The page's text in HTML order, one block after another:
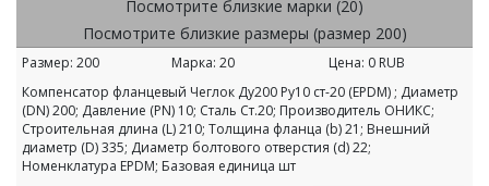
Посмотрите близкие марки (20)
Посмотрите близкие размеры (размер 200)
Размер: 200 Марка: 20 Цена: 0 RUB
Компенсатор фланцевый Чеглок Ду200 Ру10 ст-20 (EPDM) ; Диаметр
(DN) 200; Давление (PN) 10; Сталь Ст.20; Производитель ОНИКС;
Строительная длина (L) 210; Толщина фланца (b) 21; Внешний
диаметр (D) 335; Диаметр болтового отверстия (d) 22;
Номенклатура EPDM; Базовая единица шт